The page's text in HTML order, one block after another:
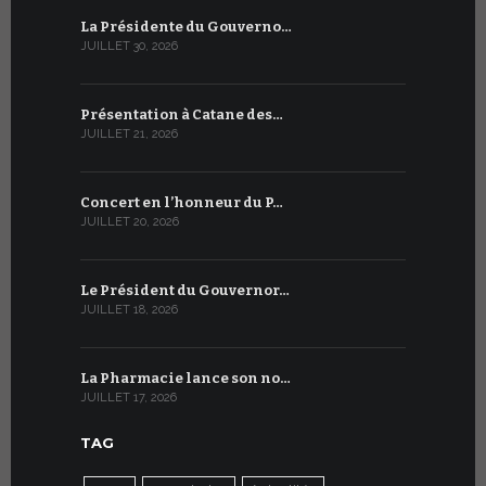
La Présidente du Gouverno…
JUILLET 30, 2026
Présentation à Catane des…
JUILLET 21, 2026
Concert en l’honneur du P…
JUILLET 20, 2026
Le Président du Gouvernor…
JUILLET 18, 2026
La Pharmacie lance son no…
JUILLET 17, 2026
TAG